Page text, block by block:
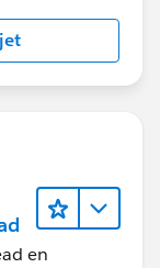
en